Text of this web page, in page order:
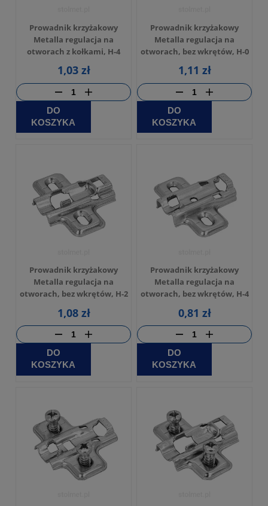
Prowadnik krzyżakowy
Metalla regulacja na
otworach z kołkami, H-4
1,03 zł
DO
KOSZYKA
Prowadnik krzyżakowy
Metalla regulacja na
otworach, bez wkrętów, H-0
1,11 zł
DO
KOSZYKA
Prowadnik krzyżakowy
Metalla regulacja na
otworach, bez wkrętów, H-2
1,08 zł
DO
KOSZYKA
Prowadnik krzyżakowy
Metalla regulacja na
otworach, bez wkrętów, H-4
0,81 zł
DO
KOSZYKA